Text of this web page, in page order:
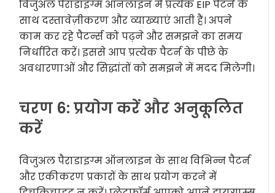
विजुअल पैराडाइग्म ऑनलाइन में प्रत्येक EIP पैटर्न के
साथ दस्तावेज़ीकरण और व्याख्याएं आती हैं। अपने
काम कर रहे पैटर्न्स को पढ़ने और समझने का समय
निर्धारित करें। इससे आप प्रत्येक पैटर्न के पीछे के
अवधारणाओं और सिद्धांतों को समझने में मदद मिलेगी।
चरण 6: प्रयोग करें और अनुकूलित
करें
विजुअल पैराडाइग्म ऑनलाइन के साथ विभिन्न पैटर्न
और एकीकरण प्रकारों के साथ प्रयोग करने में